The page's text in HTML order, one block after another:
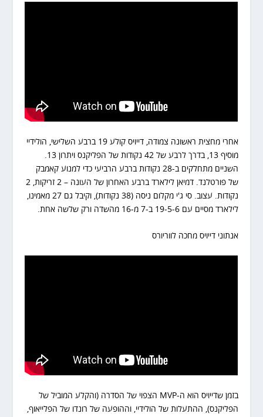
אחרי מחצית ראשונה צמודה, דייויס קולע 19 ברבע השלישי, הולידיי
מוסיף 13, בדרך לרבע של 42 נקודות של הפליקנס ויתרון 13.
השניים מתחלקים ב-28 נקודות ברבע הרביעי כדי למנוע קאמבק
של פורטלנד. דמיאן לילארד ברבע האחרון של העונה – 2 זריקות, 2
נקודות. עצוב. סי ג'י מקלום ניסה (38 נקודות), וקיבל גם 27 מאמינו,
לילארד מסיים עם 19-5-6 ב-7 מ-16 מהשדה ורק שלשה אחת.
אנתוני דייויס מחכה לווריורס
בזמן שדייויס הוא ה-MVP הצפוי של הסדרה (והקלע המוביל של
הפליקנס), ההתעלות של הולידיי, וההופעה של רונדו של הפלייאוף,